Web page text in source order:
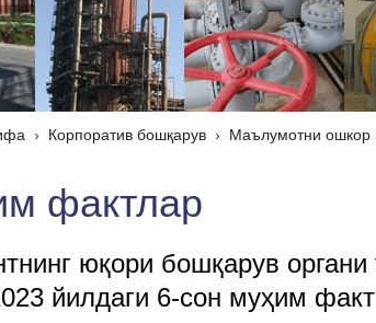
Корпоратив бошқарув Маълумотни ошкор
фактлар
юқори бошқарув
йилдаги 6-сон муҳим факт